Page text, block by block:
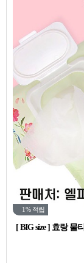
1% 적립
[ BIG size ] 효랑 물